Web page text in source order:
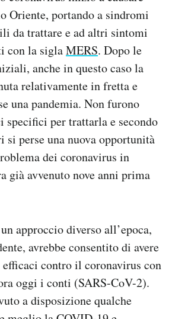
Oriente, portando a sindromi
da trattare e ad altri sintomi
con la siglaMERS. Dopo le
anche in questo caso la
relativamente in fretta e
una pandemia. Non furono
per trattarla e secondo
si perse una nuova opportunità
dei coronavirus in
già avvenuto nove anni prima
approccio diverso all’epoca,
avrebbe consentito di avere
contro il coronavirus con
oggi i conti (SARS-CoV-2).
a disposizione qualche